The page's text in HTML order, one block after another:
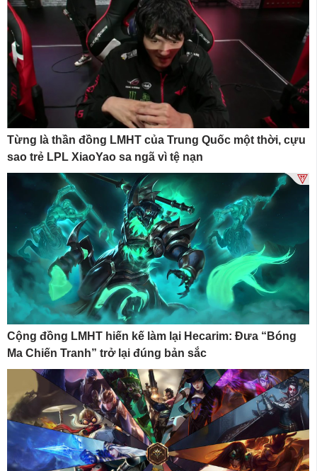
Từng là thần đồng LMHT của Trung Quốc một thời, cựu
sao trẻ LPL XiaoYao sa ngã vì tệ nạn
Cộng đồng LMHT hiến kế làm lại Hecarim: Đưa “Bóng
Ma Chiến Tranh” trở lại đúng bản sắc